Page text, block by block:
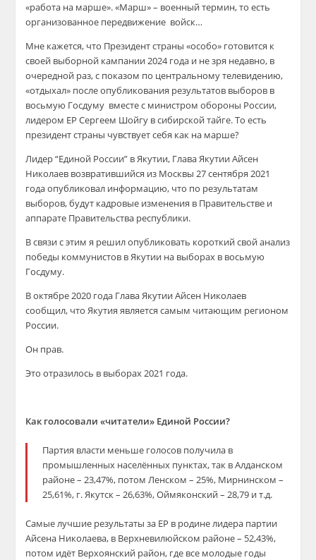
«работа на марше». «Марш» – военный термин, то есть
организованное передвижение войск…
Мне кажется, что Президент страны «особо» готовится к
своей выборной кампании 2024 года и не зря недавно, в
очередной раз, с показом по центральному телевидению,
«отдыхал» после опубликования результатов выборов в
восьмую Госдуму вместе с министром обороны России,
лидером ЕР Сергеем Шойгу в сибирской тайге. То есть
президент страны чувствует себя как на марше?
Лидер “Единой России” в Якутии, Глава Якутии Айсен
Николаев возвратившийся из Москвы 27 сентября 2021
года опубликовал информацию, что по результатам
выборов, будут кадровые изменения в Правительстве и
аппарате Правительства республики.
В связи с этим я решил опубликовать короткий свой анализ
победы коммунистов в Якутии на выборах в восьмую
Госдуму.
В октябре 2020 года Глава Якутии Айсен Николаев
сообщил, что Якутия является самым читающим регионом
России.
Он прав.
Это отразилось в выборах 2021 года.
Как голосовали «читатели» Единой России?
Партия власти меньше голосов получила в
промышленных населённых пунктах, так в Алданском
районе – 23,47%, потом Ленском – 25%, Мирнинском –
25,61%, г. Якутск – 26,63%, Оймяконский – 28,79 и т.д.
Самые лучшие результаты за ЕР в родине лидера партии
Айсена Николаева, в Верхневилюйском районе – 52,43%,
потом идёт Верхоянский район, где все молодые годы